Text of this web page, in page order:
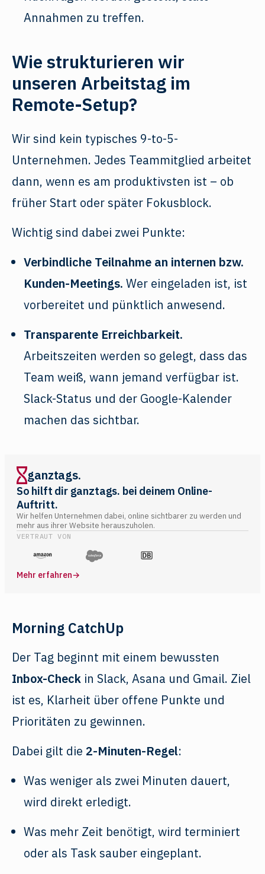
Annahmen zu treffen.
Wie strukturieren wir
unseren Arbeitstag im
Remote-Setup?
Wir sind kein typisches 9-to-5-
Unternehmen. Jedes Teammitglied arbeitet
dann, wenn es am produktivsten ist – ob
früher Start oder später Fokusblock.
Wichtig sind dabei zwei Punkte:
Verbindliche Teilnahme an internen bzw.
Kunden-Meetings. Wer eingeladen ist, ist
vorbereitet und pünktlich anwesend.
Transparente Erreichbarkeit.
Arbeitszeiten werden so gelegt, dass das
Team weiß, wann jemand verfügbar ist.
Slack-Status und der Google-Kalender
machen das sichtbar.
ganztags.
So hilft dir ganztags. bei deinem Online-
Auftritt.
Wir helfen Unternehmen dabei, online sichtbarer zu werden und
mehr aus ihrer Website herauszuholen.
VERTRAUT VON
Mehr erfahren→
Morning CatchUp
Der Tag beginnt mit einem bewussten
Inbox-Check in Slack, Asana und Gmail. Ziel
ist es, Klarheit über offene Punkte und
Prioritäten zu gewinnen.
Dabei gilt die 2-Minuten-Regel:
Was weniger als zwei Minuten dauert,
wird direkt erledigt.
Was mehr Zeit benötigt, wird terminiert
oder als Task sauber eingeplant.